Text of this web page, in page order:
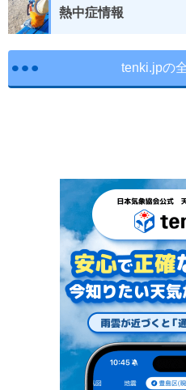
熱中症情報
tenki.jpの